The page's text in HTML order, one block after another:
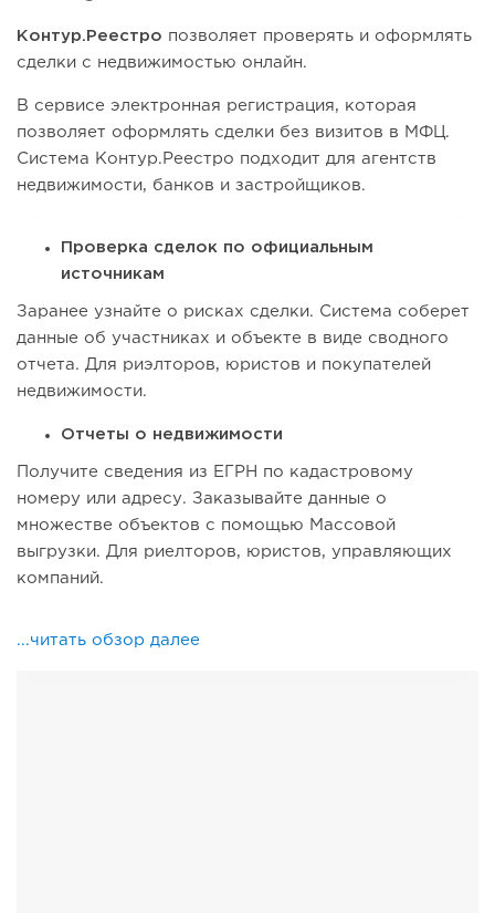
Контур.Реестро позволяет проверять и оформлять
сделки с недвижимостью онлайн.
В сервисе электронная регистрация, которая
позволяет оформлять сделки без визитов в МФЦ.
Система Контур.Реестро подходит для агентств
недвижимости, банков и застройщиков.
Проверка сделок по официальным
источникам
Заранее узнайте о рисках сделки. Система соберет
данные об участниках и объекте в виде сводного
отчета. Для риэлторов, юристов и покупателей
недвижимости.
Отчеты о недвижимости
Получите сведения из ЕГРН по кадастровому
номеру или адресу. Заказывайте данные о
множестве объектов с помощью Массовой
выгрузки. Для риелторов, юристов, управляющих
компаний.
...читать обзор далее